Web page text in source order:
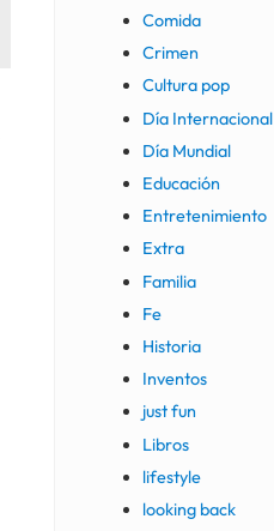
Comida
Crimen
Cultura pop
Día Internacional
Día Mundial
Educación
Entretenimiento
Extra
Familia
Fe
Historia
Inventos
just fun
Libros
lifestyle
looking back